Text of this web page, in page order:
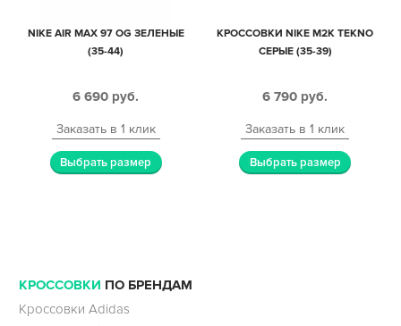
NIKE AIR MAX 97 OG ЗЕЛЕНЫЕ
(35-44)
6 690 руб.
Заказать в 1 клик
Выбрать размер
КРОССОВКИ NIKE M2K TEKNO
СЕРЫЕ (35-39)
6 790 руб.
Заказать в 1 клик
Выбрать размер
КРОССОВКИ ПО БРЕНДАМ
Кроссовки Adidas